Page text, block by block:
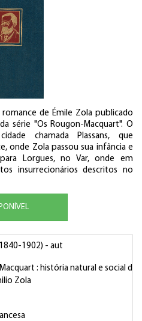
de Émile Zola publicado
série "Os Rougon-Macquart". O
chamada Plassans, que
onde Zola passou sua infância e
Lorgues, no Var, onde em
insurrecionários descritos no
1902) - aut
: história natural e social
Zola